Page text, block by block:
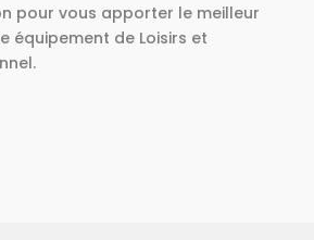
pour vous apporter le meilleur
équipement de Loisirs et